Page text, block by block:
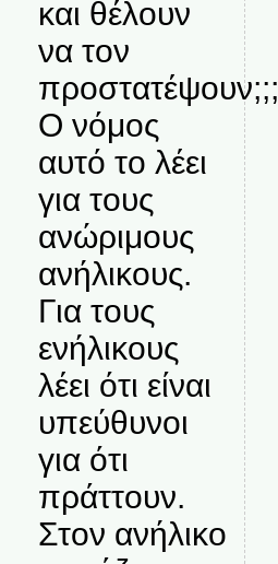
και θέλουν
να τον
προστατέψουν;;;
Ο νόμος
αυτό το λέει
για τους
ανώριμους
ανήλικους.
Για τους
ενήλικους
λέει ότι είναι
υπεύθυνοι
για ότι
πράττουν.
Στον ανήλικο